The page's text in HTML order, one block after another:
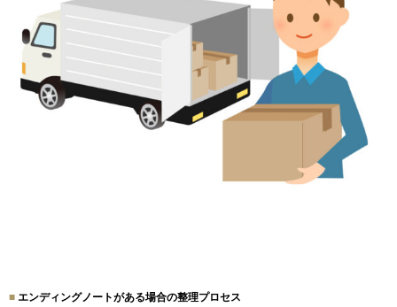
エンディングノートがある場合の整理プロセス